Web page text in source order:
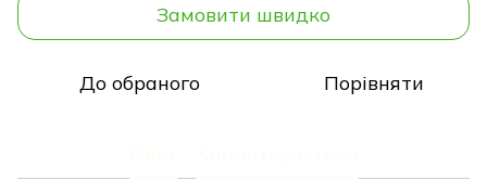
Замовити швидко
До обраного Порівняти